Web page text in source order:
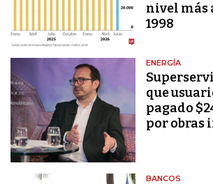
nivel más
1998
ENERGÍA
que
pagado
por obras
BANCOS